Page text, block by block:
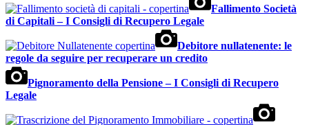
Fallimento Società
di Capitali – I Consigli di Recupero Legale
Debitore nullatenente: le
regole da seguire per recuperare un credito
Pignoramento della Pensione – I Consigli di Recupero
Legale